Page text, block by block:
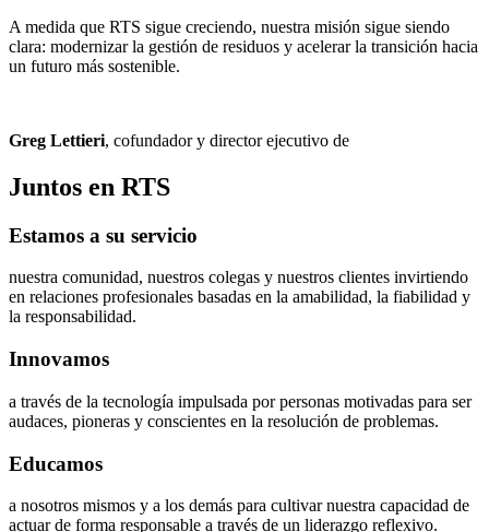
A medida que RTS sigue creciendo, nuestra misión sigue siendo
clara: modernizar la gestión de residuos y acelerar la transición hacia
un futuro más sostenible.
Greg Lettieri, cofundador y director ejecutivo de
Juntos en RTS
Estamos a su servicio
nuestra comunidad, nuestros colegas y nuestros clientes invirtiendo
en relaciones profesionales basadas en la amabilidad, la fiabilidad y
la responsabilidad.
Innovamos
a través de la tecnología impulsada por personas motivadas para ser
audaces, pioneras y conscientes en la resolución de problemas.
Educamos
a nosotros mismos y a los demás para cultivar nuestra capacidad de
actuar de forma responsable a través de un liderazgo reflexivo.